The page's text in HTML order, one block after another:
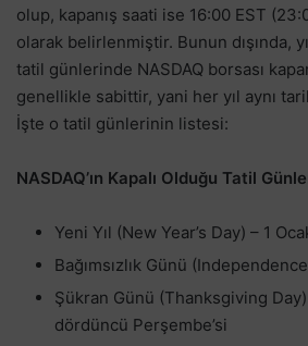
olup, kapanış saati ise 16:00 EST
olarak belirlenmiştir. Bunun dışında,
tatil günlerinde NASDAQ borsası
genellikle sabittir, yani her yıl aynı
İşte o tatil günlerinin listesi:
NASDAQ’ın Kapalı Olduğu Tatil
Yeni Yıl (New Year’s Day) – 1
Bağımsızlık Günü
Şükran Günü (Thanksgiving Day)
dördüncü Perşembe’si